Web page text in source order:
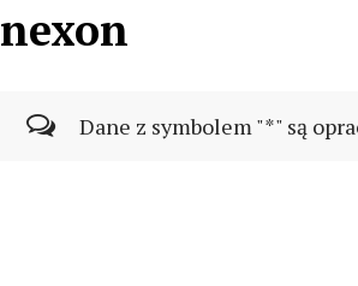
nexon
Dane z symbolem "*" są